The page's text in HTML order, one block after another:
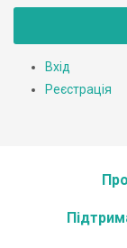
Вхід
Реєстрація